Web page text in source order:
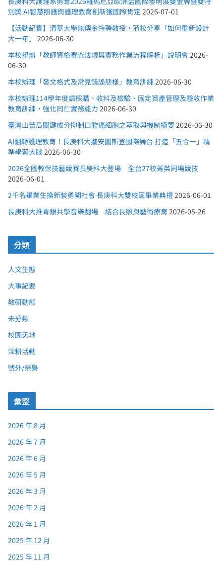
別獎 AI智慧照護與護理教育創新獲國際肯定 2026-07-01
【活動紀實】清華大學焦傳金特聘教授，蒞校分享「如何重新設計
大一年」
2026-06-30
本校舉辦「教師資格審查法規與實務作業流程解析」說明會 2026-
06-30
本校辦理「發文格式及常見錯誤態樣」教育訓練 2026-06-30
本校辦理114學年度請採購、收料及檢驗、固定資產管理及驗收作業
教育訓練，強化同仁實務能力 2026-06-30
臺灣山苦瓜關鍵成分抑制口腔癌細胞之萃取與機制摘要 2026-06-30
AI翻轉護理教育！長庚科大攜安圖斯登國際舞台 打造「五合一」精
準學習大腦 2026-06-30
2026全國教保技藝競賽長庚科大登場 全台27校菁英同場競技
2026-06-01
2千名畢業生換新裝勇闖社會 長庚科大雙校區畢業典禮 2026-06-01
長庚科大推青銀共學音樂劇場 結合長照與藝術療育 2026-05-26
分類
人文生態
大事紀要
教研動態
未分類
校園天地
深耕活動
號外/榮譽
彙整
2026 年 8 月
2026 年 7 月
2026 年 6 月
2026 年 5 月
2026 年 3 月
2026 年 2 月
2026 年 1 月
2025 年 12 月
2025 年 11 月